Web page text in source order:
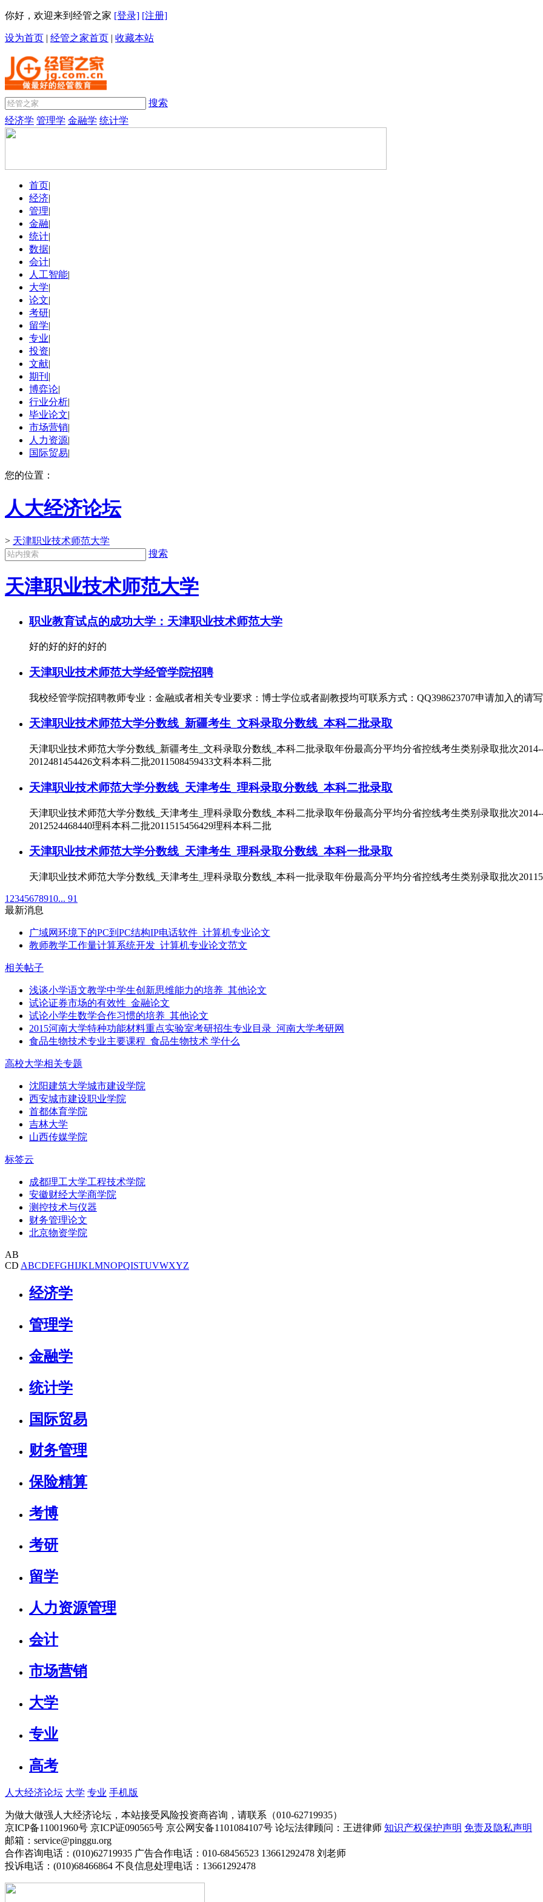
你好，欢迎来到经管之家 [登录] [注册]
设为首页 | 经管之家首页 | 收藏本站
搜索
经济学 管理学 金融学 统计学
首页|
经济|
管理|
金融|
统计|
数据|
会计|
人工智能|
大学|
论文|
考研|
留学|
专业|
投资|
文献|
期刊 |
博弈论|
行业分析|
毕业论文|
市场营销|
人力资源|
国际贸易|
您的位置：
人大经济论坛
> 天津职业技术师范大学
搜索
天津职业技术师范大学
职业教育试点的成功大学：天津职业技术师范大学
好的好的好的好的
天津职业技术师范大学经管学院招聘
我校经管学院招聘教师专业：金融或者相关专业要求：博士学位或者副教授均可联系方式：QQ398623707申请加入的请
天津职业技术师范大学分数线_新疆考生_文科录取分数线_本科二批录取
天津职业技术师范大学分数线_新疆考生_文科录取分数线_本科二批录取年份最高分平均分省控线考生类别录取批次
2012481454426文科本科二批2011508459433文科本科二批
天津职业技术师范大学分数线_天津考生_理科录取分数线_本科二批录取
天津职业技术师范大学分数线_天津考生_理科录取分数线_本科二批录取年份最高分平均分省控线考生类别录取批次
2012524468440理科本科二批2011515456429理科本科二批
天津职业技术师范大学分数线_天津考生_理科录取分数线_本科一批录取
天津职业技术师范大学分数线_天津考生_理科录取分数线_本科一批录取年份最高分平均分省控线考生类别录取批次
1 2345678910... 91
最新消息
广域网环境下的PC到PC结构IP电话软件_计算机专业论文
教师教学工作量计算系统开发_计算机专业论文范文
相关帖子
浅谈小学语文教学中学生创新思维能力的培养_其他论文
试论证券市场的有效性_金融论文
试论小学生数学合作习惯的培养_其他论文
2015河南大学特种功能材料重点实验室考研招生专业目录_河南大学考研网
食品生物技术专业主要课程_食品生物技术 学什么
高校大学相关专题
沈阳建筑大学城市建设学院
西安城市建设职业学院
首都体育学院
吉林大学
山西传媒学院
标签云
成都理工大学工程技术学院
安徽财经大学商学院
测控技术与仪器
财务管理论文
北京物资学院
AB
CD ABCDEFGHIJKLMNOPQISTUVWXYZ
经济学
管理学
金融学
统计学
国际贸易
财务管理
保险精算
考博
考研
留学
人力资源管理
会计
市场营销
大学
专业
高考
人大经济论坛 大学 专业 手机版
为做大做强人大经济论坛，本站接受风险投资商咨询，请联系（010-62719935）
京ICP备11001960号 京ICP证090565号 京公网安备1101084107号 论坛法律顾问：王进律师 知识产权保护声明 免责及隐私声明
邮箱：service@pinggu.org
合作咨询电话：(010)62719935 广告合作电话：010-68456523 13661292478 刘老师
投诉电话：(010)68466864 不良信息处理电话：13661292478